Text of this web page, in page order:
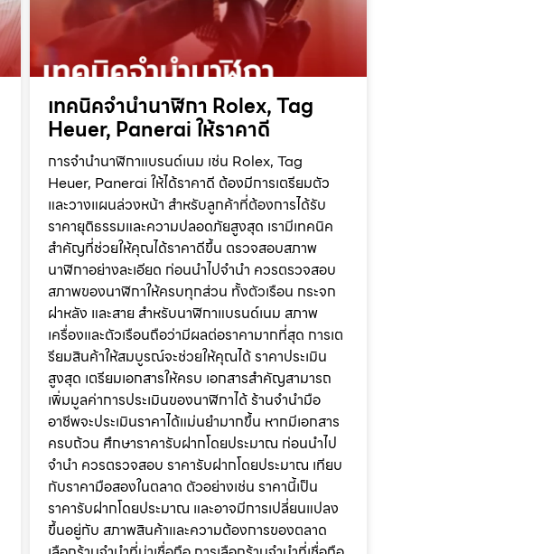
เทคนิคจำนำนาฬิกา Rolex, Tag
Heuer, Panerai ให้ราคาดี
การจำนำนาฬิกาแบรนด์เนม เช่น Rolex, Tag
Heuer, Panerai ให้ได้ราคาดี ต้องมีการเตรียมตัว
และวางแผนล่วงหน้า สำหรับลูกค้าที่ต้องการได้รับ
ราคายุติธรรมและความปลอดภัยสูงสุด เรามีเทคนิค
สำคัญที่ช่วยให้คุณได้ราคาดีขึ้น ตรวจสอบสภาพ
นาฬิกาอย่างละเอียด ก่อนนำไปจำนำ ควรตรวจสอบ
สภาพของนาฬิกาให้ครบทุกส่วน ทั้งตัวเรือน กระจก
ฝาหลัง และสาย สำหรับนาฬิกาแบรนด์เนม สภาพ
เครื่องและตัวเรือนถือว่ามีผลต่อราคามากที่สุด การเต
รียมสินค้าให้สมบูรณ์จะช่วยให้คุณได้ ราคาประเมิน
สูงสุด เตรียมเอกสารให้ครบ เอกสารสำคัญสามารถ
เพิ่มมูลค่าการประเมินของนาฬิกาได้ ร้านจำนำมือ
อาชีพจะประเมินราคาได้แม่นยำมากขึ้น หากมีเอกสาร
ครบถ้วน ศึกษาราคารับฝากโดยประมาณ ก่อนนำไป
จำนำ ควรตรวจสอบ ราคารับฝากโดยประมาณ เทียบ
กับราคามือสองในตลาด ตัวอย่างเช่น ราคานี้เป็น
ราคารับฝากโดยประมาณ และอาจมีการเปลี่ยนแปลง
ขึ้นอยู่กับ สภาพสินค้าและความต้องการของตลาด